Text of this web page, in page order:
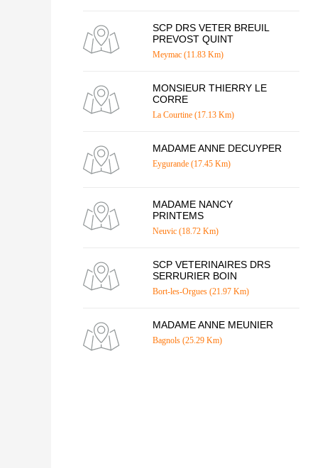
SCP DRS VETER BREUIL
PREVOST QUINT
Meymac (11.83 Km)
MONSIEUR THIERRY LE
CORRE
La Courtine (17.13 Km)
MADAME ANNE DECUYPER
Eygurande (17.45 Km)
MADAME NANCY
PRINTEMS
Neuvic (18.72 Km)
SCP VETERINAIRES DRS
SERRURIER BOIN
Bort-les-Orgues (21.97 Km)
MADAME ANNE MEUNIER
Bagnols (25.29 Km)